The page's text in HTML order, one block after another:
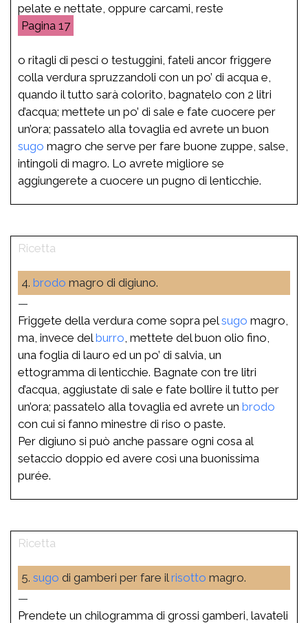
pelate e nettate, oppure carcami, reste
17
o ritagli di pesci o testuggini, fateli ancor friggere
colla verdura spruzzandoli con un po’ di acqua e,
quando il tutto sarà colorito, bagnatelo con 2 litri
d’acqua; mettete un po’ di sale e fate cuocere per
un’ora; passatelo alla tovaglia ed avrete un buon
sugo magro che serve per fare buone zuppe, salse,
intingoli di magro. Lo avrete migliore se
aggiungerete a cuocere un pugno di lenticchie.
4. brodo magro di digiuno.
—
Friggete della verdura come sopra pelsugo magro,
ma, invece delburro , mettete del buon olio fino,
una foglia di lauro ed un po’ di salvia, un
ettogramma di lenticchie. Bagnate con tre litri
d’acqua, aggiustate di sale e fate bollire il tutto per
un’ora; passatelo alla tovaglia ed avrete un brodo
con cui si fanno minestre di riso o paste.
Per digiuno si può anche passare ogni cosa al
setaccio doppio ed avere così una buonissima
purée.
5. sugo di gamberi per fare il risotto magro.
—
Prendete un chilogramma di grossi gamberi, lavateli